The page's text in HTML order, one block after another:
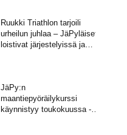
Ruukki Triathlon tarjoili
urheilun juhlaa – JäPyläiset
loistivat järjestelyissä ja
JäPy:n
maantiepyöräilykurssi
käynnistyy toukokuussa -